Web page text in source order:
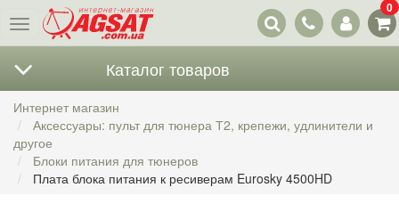
Меню
Наши
контакты
0
Каталог товаров
Интернет магазин
Аксессуары: пульт для тюнера Т2, крепежи, удлинители и
другое
Блоки питания для тюнеров
Плата блока питания к ресиверам Eurosky 4500HD